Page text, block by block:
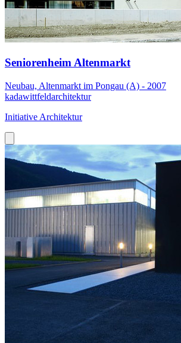
Seniorenheim Altenmarkt
Neubau, Altenmarkt im Pongau (A) - 2007
kadawittfeldarchitektur
Initiative Architektur